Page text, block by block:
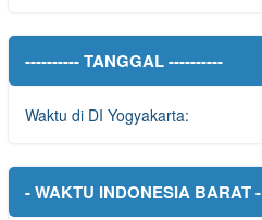
---------- TANGGAL ----------
Waktu di DI Yogyakarta:
- WAKTU INDONESIA BARAT -